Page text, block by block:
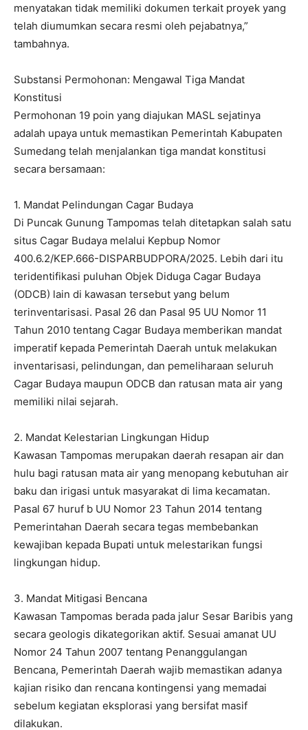
menyatakan tidak memiliki dokumen terkait proyek yang
telah diumumkan secara resmi oleh pejabatnya,”
tambahnya.
Substansi Permohonan: Mengawal Tiga Mandat
Konstitusi
Permohonan 19 poin yang diajukan MASL sejatinya
adalah upaya untuk memastikan Pemerintah Kabupaten
Sumedang telah menjalankan tiga mandat konstitusi
secara bersamaan:
1. Mandat Pelindungan Cagar Budaya
Di Puncak Gunung Tampomas telah ditetapkan salah satu
situs Cagar Budaya melalui Kepbup Nomor
400.6.2/KEP.666-DISPARBUDPORA/2025. Lebih dari itu
teridentifikasi puluhan Objek Diduga Cagar Budaya
(ODCB) lain di kawasan tersebut yang belum
terinventarisasi. Pasal 26 dan Pasal 95 UU Nomor 11
Tahun 2010 tentang Cagar Budaya memberikan mandat
imperatif kepada Pemerintah Daerah untuk melakukan
inventarisasi, pelindungan, dan pemeliharaan seluruh
Cagar Budaya maupun ODCB dan ratusan mata air yang
memiliki nilai sejarah.
2. Mandat Kelestarian Lingkungan Hidup
Kawasan Tampomas merupakan daerah resapan air dan
hulu bagi ratusan mata air yang menopang kebutuhan air
baku dan irigasi untuk masyarakat di lima kecamatan.
Pasal 67 huruf b UU Nomor 23 Tahun 2014 tentang
Pemerintahan Daerah secara tegas membebankan
kewajiban kepada Bupati untuk melestarikan fungsi
lingkungan hidup.
3. Mandat Mitigasi Bencana
Kawasan Tampomas berada pada jalur Sesar Baribis yang
secara geologis dikategorikan aktif. Sesuai amanat UU
Nomor 24 Tahun 2007 tentang Penanggulangan
Bencana, Pemerintah Daerah wajib memastikan adanya
kajian risiko dan rencana kontingensi yang memadai
sebelum kegiatan eksplorasi yang bersifat masif
dilakukan.